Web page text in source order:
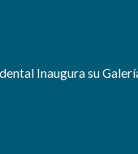
Inaugura su